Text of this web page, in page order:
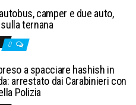
camper e due auto,
ternana
0
a spacciare hashish in
arrestato dai Carabinieri con
Polizia